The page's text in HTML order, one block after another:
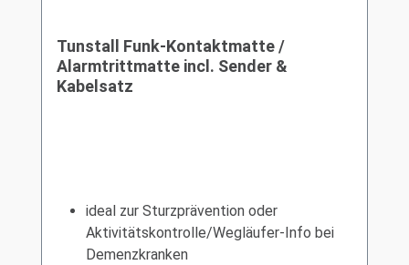
Tunstall Funk-Kontaktmatte /
Alarmtrittmatte incl. Sender &
Kabelsatz
ideal zur Sturzprävention oder
Aktivitätskontrolle/Wegläufer-Info bei
Demenzkranken